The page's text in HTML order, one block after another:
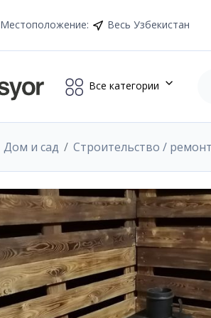
Местоположение: Весь Узбекистан
Все категории
Дом и сад Строительство /